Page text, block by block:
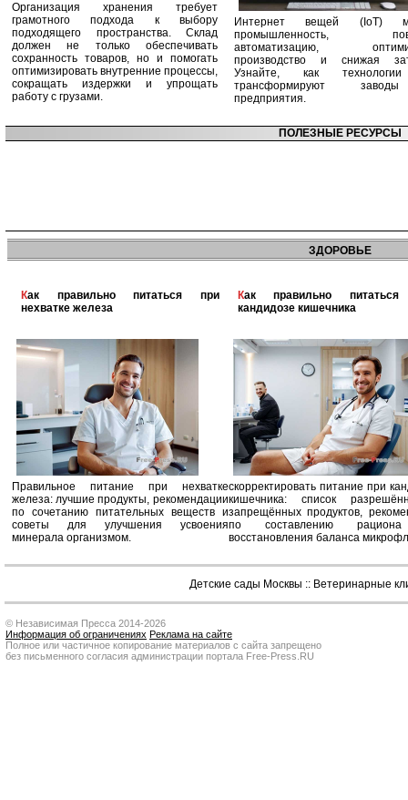
Организация хранения требует
грамотного подхода к выбору
подходящего пространства. Склад
должен не только обеспечивать
сохранность товаров, но и помогать
оптимизировать внутренние процессы,
сокращать издержки и упрощать
работу с грузами.
Интернет вещей (IoT)
промышленность,
автоматизацию,
производство и снижая
Узнайте, как
трансформируют
предприятия.
ПОЛЕЗНЫЕ РЕСУРСЫ
ЗДОРОВЬЕ
Как правильно питаться при
нехватке железа
Правильное питание при нехватке
железа: лучшие продукты, рекомендации
по сочетанию питательных веществ и
советы для улучшения усвоения
минерала организмом.
Как правильно питаться при
кандидозе кишечника
скорректировать питание при
кишечника: список
запрещённых продуктов,
по составлению
восстановления баланса
Детские сады Москвы :: Ветеринарные
© Независимая Пресса 2014-2026
Информация об ограничениях Реклама на сайте
Полное или частичное копирование материалов с сайта запрещено
без письменного согласия администрации портала Free-Press.RU